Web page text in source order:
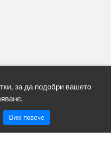
Всички права запазени |
GDPR| Уеб дизайн и SEO
за да подобри вашето
Виж повече